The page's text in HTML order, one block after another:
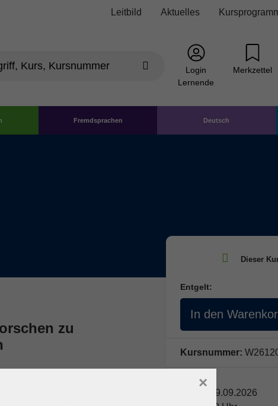
Leitbild Aktuelles
Login
Lernende
Merkzettel
Fremdsprachen Deutsch
zu
Speziallager nach dem
in Chemnitz und
in Buchenwald.
Entgelt:
In den
Kursnummer:
Start
Di. 29.09.2026
×